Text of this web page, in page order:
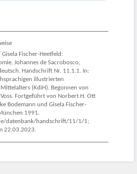
Fischer-Heetfeld:
Johannes de Sacrobosco,
Handschrift Nr. 11.1.1. In:
illustrierten
(KdiH). Begonnen von
Fortgeführt von Norbert H. Ott
Bodemann und Gisela Fischer-
1991.
datenbank/handschrift/11/1/1;
22.03.2023.